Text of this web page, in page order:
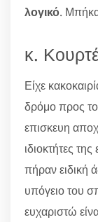
λογικό.
κ.
Είχε
δρόμο προς
επισκευη
ιδιοκτήτες της
πήραν ειδική
υπόγειο του
ευχαριστώ